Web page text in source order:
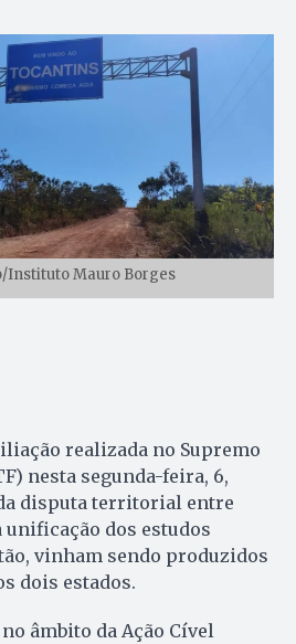
Instituto Mauro Borges
realizada no Supremo
nesta segunda-feira, 6,
disputa territorial entre
unificação dos estudos
vinham sendo produzidos
dois estados.
âmbito da Ação Cível